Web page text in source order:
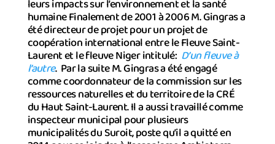
leurs impacts sur l’environnement et la santé
humaine Finalement de 2001 à 2006 M. Gingras a
été directeur de projet pour un projet de
coopération international entre le Fleuve Saint-
Laurent et le fleuve Niger intitulé: D’un fleuve à
l’autre. Par la suite M. Gingras a été engagé
comme coordonnateur de la commission sur les
ressources naturelles et du territoire de la CRÉ
du Haut Saint-Laurent. Il a aussi travaillé comme
inspecteur municipal pour plusieurs
municipalités du Suroit, poste qu’il a quitté en